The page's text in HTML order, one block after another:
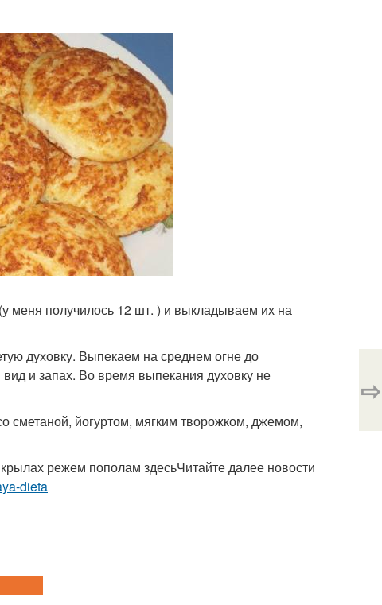
меня получилось 12 шт. ) и выкладываем их на
духовку. Выпекаем на среднем огне до
и запах. Во время выпекания духовку не
йогуртом, мягким творожком, джемом,
режем пополам здесьЧитайте далее новости
dieta
⇨